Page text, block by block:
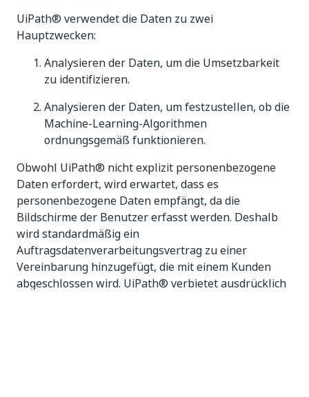
UiPath® verwendet die Daten zu zwei
Hauptzwecken:
Analysieren der Daten, um die Umsetzbarkeit
zu identifizieren.
Analysieren der Daten, um festzustellen, ob die
Machine-Learning-Algorithmen
ordnungsgemäß funktionieren.
Obwohl UiPath® nicht explizit personenbezogene
Daten erfordert, wird erwartet, dass es
personenbezogene Daten empfängt, da die
Bildschirme der Benutzer erfasst werden. Deshalb
wird standardmäßig ein
Auftragsdatenverarbeitungsvertrag zu einer
Vereinbarung hinzugefügt, die mit einem Kunden
abgeschlossen wird. UiPath® verbietet ausdrücklich